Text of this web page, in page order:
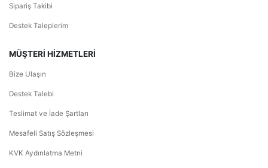
Sipariş Takibi
Destek Taleplerim
MÜŞTERİ HİZMETLERİ
Bize Ulaşın
Destek Talebi
Teslimat ve İade Şartları
Mesafeli Satış Sözleşmesi
KVK Aydınlatma Metni